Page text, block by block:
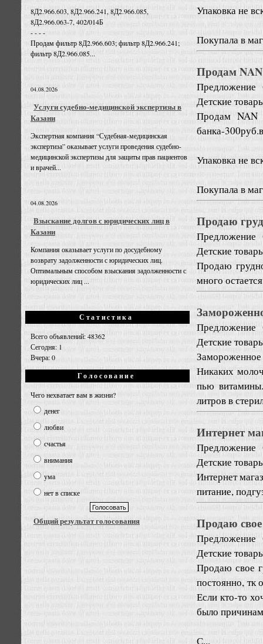
8Д2.966.603, 8Д2.966.241, 8Д2.966.085,
8Д2.966.063-7, 402/014Б
- - - -
Продам фильтр 8Д2.966.603; фильтр 8Д2.966.241;
фильтр 8Д2.966.085...
04.08.2026
Услуги судебно-медицинской экспертизы в
Казани
Экспертная компания “Судебная-медицинская
экспертиза” оказывает услуги проведения судебно-
медицинской экспертизы для защиты прав пациентов
и врачей...
04.08.2026
Взыскание долгов с юридических лиц в
Казани
Компания оказывает услуги по досудебному
возврату задолженности с юридических лиц.
Оптимальным способом взыскания задолженности с
юридических лиц ...
Статистика
Всего объявлений: 48362
Сегодня: 1
Вчера: 0
Голосование
Чего нехватает вам в жизни?
денег
любви
счастья
внимания
ума
нет в списке
Общий результат голосования
Упаковка не
Покупала в
Продам
Предложение
Детские
Продам NAN
банка-
Упаковка не
Покупала в
Продаю
Предложение
Детские
Продаю
много
Предложение
Детские
Никаких
пью
литров в
Интернет
Предложение
Детские
Интернет
питание,
Продаю
Предложение
Детские
Продаю свое
постоянно, тк
Если кто-то
было
С...